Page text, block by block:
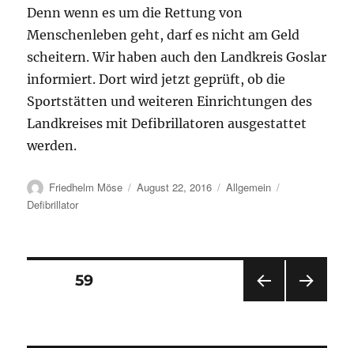
Denn wenn es um die Rettung von
Menschenleben geht, darf es nicht am Geld
scheitern. Wir haben auch den Landkreis Goslar
informiert. Dort wird jetzt geprüft, ob die
Sportstätten und weiteren Einrichtungen des
Landkreises mit Defibrillatoren ausgestattet
werden.
Autor
Friedhelm Möse
Veröffentlicht
August 22, 2016 Kategorien
Allgemein
Defibrillator
Seitennummerierung
SEITE59